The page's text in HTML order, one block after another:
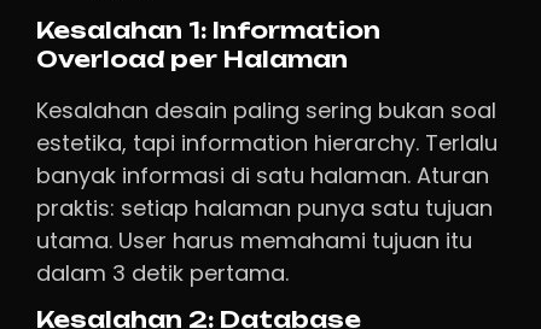
Kesalahan 1: Information
Overload per Halaman
Kesalahan desain paling sering bukan soal
estetika, tapi information hierarchy. Terlalu
banyak informasi di satu halaman. Aturan
praktis: setiap halaman punya satu tujuan
utama. User harus memahami tujuan itu
dalam 3 detik pertama.
Kesalahan 2: Database